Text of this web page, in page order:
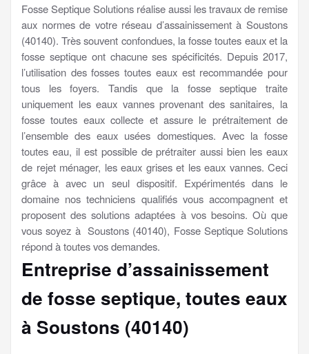
Fosse Septique Solutions réalise aussi les travaux de remise
aux normes de votre réseau d’assainissement à Soustons
(40140). Très souvent confondues, la fosse toutes eaux et la
fosse septique ont chacune ses spécificités. Depuis 2017,
l’utilisation des fosses toutes eaux est recommandée pour
tous les foyers. Tandis que la fosse septique traite
uniquement les eaux vannes provenant des sanitaires, la
fosse toutes eaux collecte et assure le prétraitement de
l’ensemble des eaux usées domestiques. Avec la fosse
toutes eau, il est possible de prétraiter aussi bien les eaux
de rejet ménager, les eaux grises et les eaux vannes. Ceci
grâce à avec un seul dispositif. Expérimentés dans le
domaine nos techniciens qualifiés vous accompagnent et
proposent des solutions adaptées à vos besoins. Où que
vous soyez à Soustons (40140), Fosse Septique Solutions
répond à toutes vos demandes.
Entreprise d’assainissement
de fosse septique, toutes eaux
à Soustons (40140)